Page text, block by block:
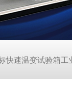
快速温变试验箱工